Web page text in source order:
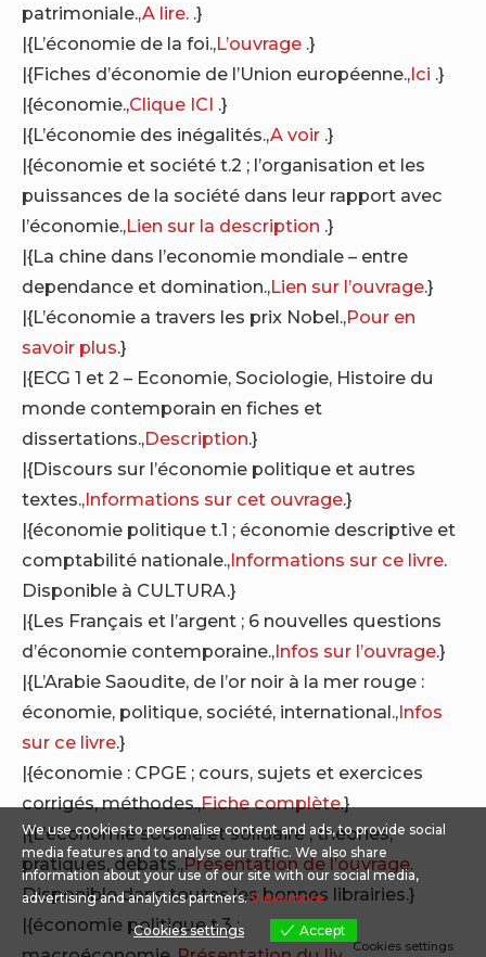
patrimoniale.,A lire. .}
|{L’économie de la foi.,L’ouvrage .}
|{Fiches d’économie de l’Union européenne.,Ici .}
|{économie.,Clique ICI .}
|{L’économie des inégalités.,A voir .}
|{économie et société t.2 ; l’organisation et les
puissances de la société dans leur rapport avec
l’économie.,Lien sur la description .}
|{La chine dans l’economie mondiale – entre
dependance et domination.,Lien sur l’ouvrage.}
|{L’économie a travers les prix Nobel.,Pour en
savoir plus.}
|{ECG 1 et 2 – Economie, Sociologie, Histoire du
monde contemporain en fiches et
dissertations.,Description.}
|{Discours sur l’économie politique et autres
textes.,Informations sur cet ouvrage.}
|{économie politique t.1 ; économie descriptive et
comptabilité nationale.,Informations sur ce livre.
Disponible à CULTURA.}
|{Les Français et l’argent ; 6 nouvelles questions
d’économie contemporaine.,Infos sur l’ouvrage.}
|{L’Arabie Saoudite, de l’or noir à la mer rouge :
économie, politique, société, international.,Infos
sur ce livre.}
|{économie : CPGE ; cours, sujets et exercices
corrigés, méthodes.,Fiche complète.}
|{L’économie sociale et solidaire ; théories,
pratiques, débats.,Présentation de l’ouvrage.
Disponible dans toutes les bonnes librairies.}
|{économie politique t.3 ;
We use cookies to personalise content and ads, to provide social
media features and to analyse our traffic. We also share
information about your use of our site with our social media,
advertising and analytics partners.View more
Cookies settings
Accept
Cookies settings